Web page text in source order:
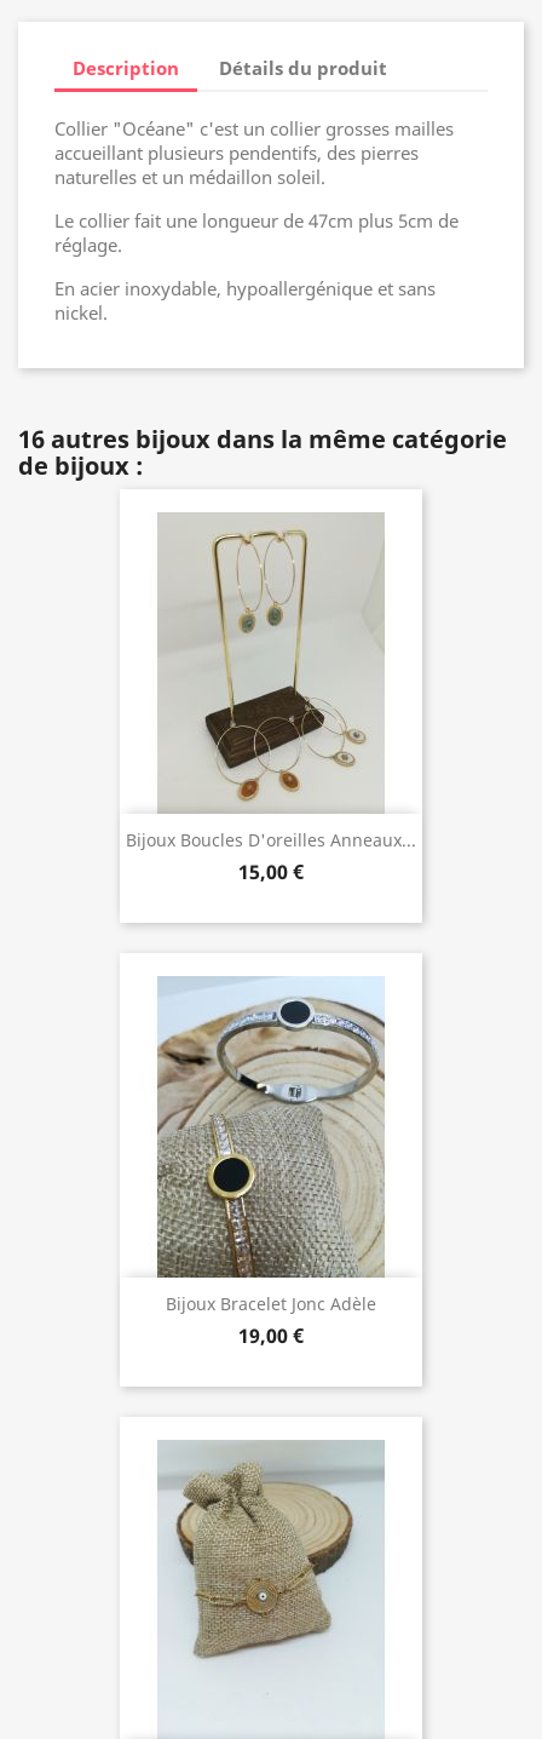
Description Détails du produit
Collier "Océane" c'est un collier grosses mailles
accueillant plusieurs pendentifs, des pierres
naturelles et un médaillon soleil.
Le collier fait une longueur de 47cm plus 5cm de
réglage.
En acier inoxydable, hypoallergénique et sans
nickel.
16 autres bijoux dans la même catégorie
de bijoux :
Bijoux Boucles D'oreilles Anneaux...
15,00 €
Bijoux Bracelet Jonc Adèle
19,00 €